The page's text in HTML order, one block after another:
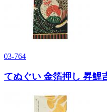
03-764
てぬぐい 金箔押し 昇鯉